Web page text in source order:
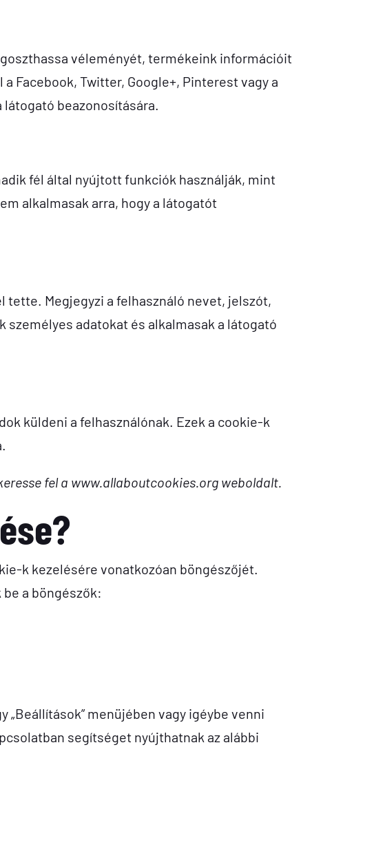
véleményét, termékeink információit
Facebook, Twitter, Google+, Pinterest vagy a
beazonosítására.
fél által nyújtott funkciók használják, mint
alkalmasak arra, hogy a látogatót
tette. Megjegyzi a felhasználó nevet, jelszót,
adatokat és alkalmasak a látogató
küldeni a felhasználónak. Ezek a cookie-k
fel a www.allaboutcookies.org weboldalt.
k kezelésére vonatkozóan böngészőjét.
a böngészők:
„Beállítások” menüjében vagy igéybe venni
segítséget nyújthatnak az alábbi